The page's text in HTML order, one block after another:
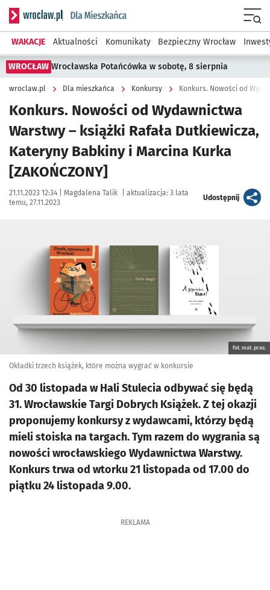
Serwis informacyjny wroclaw.pl podserwis: Dla mieszkańca
WAKACJE Aktualności Komunikaty Bezpieczny Wrocław
WROCŁAW Wrocławska Potańcówka w sobotę, 8 sierpnia
wroclaw.pl Dla mieszkańca Konkursy
Konkurs. Nowości od Wydawnictwa
Warstwy – książki Rafała Dutkiewicza,
Kateryny Babkiny i Marcina Kurka
[ZAKOŃCZONY]
Data publikacji:
21.11.2023 12:34 | Autor:
Magdalena Talik aktualizacja: 3 lata
temu, 27.11.2023
Udostępnijartykuł
fot. mat. pras.
Okładki trzech książek, które można wygrać w konkursie
Od 30 listopada w Hali Stulecia odbywać się będą
31. Wrocławskie Targi Dobrych Książek. Z tej okazji
proponujemy konkursy z wydawcami, którzy będą
mieli stoiska na targach. Tym razem do wygrania są
nowości wrocławskiego Wydawnictwa Warstwy.
Konkurs trwa od wtorku 21 listopada od 17.00 do
piątku 24 listopada 9.00.
REKLAMA